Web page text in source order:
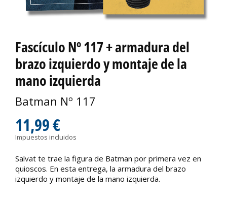
Fascículo Nº 117 + armadura del
brazo izquierdo y montaje de la
mano izquierda
Batman Nº 117
11,99 €
Impuestos incluidos
Salvat te trae la figura de Batman por primera vez en
quioscos. En esta entrega, la armadura del brazo
izquierdo y montaje de la mano izquierda.